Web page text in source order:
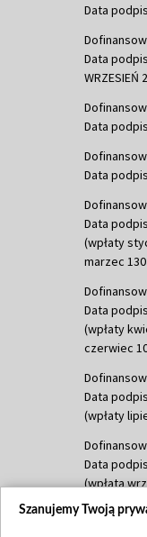
Data
Data
WRZESIEŃ
Data
Data
Data
(wpłaty
marzec
Data
(wpłaty
czerwiec
Data
(wpłaty
Data
(wpłata
Szanujemy Twoją